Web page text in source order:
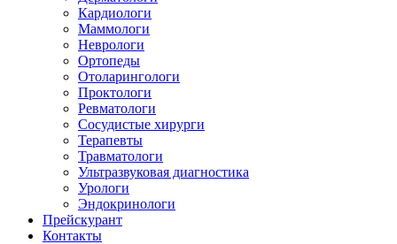
Кардиологи
Маммологи
Неврологи
Ортопеды
Отоларингологи
Проктологи
Ревматологи
Сосудистые хирурги
Терапевты
Травматологи
Ультразвуковая диагностика
Урологи
Эндокринологи
Прейскурант
Контакты